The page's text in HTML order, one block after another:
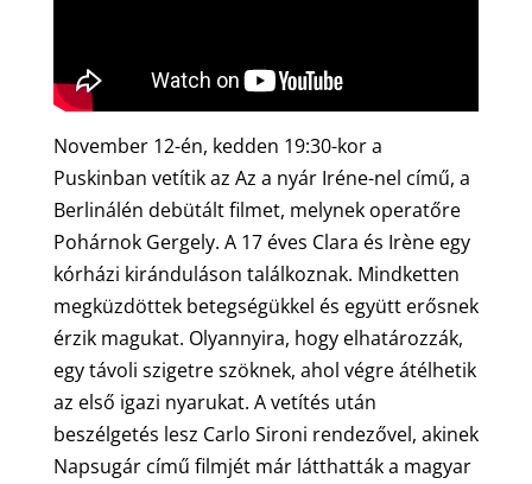
November 12-én, kedden 19:30-kor a
Puskinban vetítik az Az a nyár Iréne-nel című, a
Berlinálén debütált filmet, melynek operatőre
Pohárnok Gergely. A 17 éves Clara és Irène egy
kórházi kiránduláson találkoznak. Mindketten
megküzdöttek betegségükkel és együtt erősnek
érzik magukat. Olyannyira, hogy elhatározzák,
egy távoli szigetre szöknek, ahol végre átélhetik
az első igazi nyarukat. A vetítés után
beszélgetés lesz Carlo Sironi rendezővel, akinek
Napsugár című filmjét már látthatták a magyar